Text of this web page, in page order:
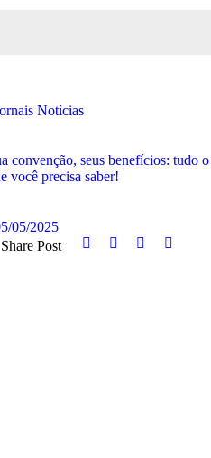
Notícias
convenção, seus benefícios: tudo o
você precisa saber!
05/2025
Share Post
MAIS